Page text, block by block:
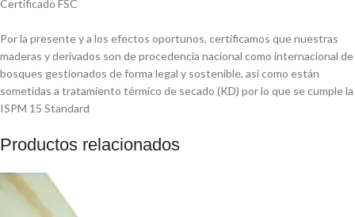
Certificado FSC
Por la presente y a los efectos oportunos, certificamos que nuestras
maderas y derivados son de procedencia nacional como internacional de
bosques gestionados de forma legal y sostenible, así como están
sometidas a tratamiento térmico de secado (KD) por lo que se cumple la
ISPM 15 Standard
Productos relacionados